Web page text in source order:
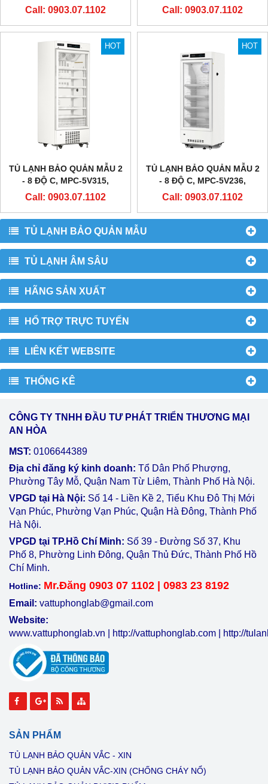
TỦ LẠNH BẢO QUẢN MẪU
TỦ LẠNH ÂM SÂU
HÃNG SẢN XUẤT
HỔ TRỢ TRỰC TUYẾN
LIÊN KẾT WEBSITE
THỐNG KÊ
METHER BIOMEDICAL
Call: 0903.07.1102
METHER BIOMEDICAL
Call: 0903.07.1102
HOT
TỦ LẠNH BẢO QUẢN MẪU 2
- 8 ĐỘ C, MPC-5V315,
METHER BIOMEDICAL
Call: 0903.07.1102
HOT
TỦ LẠNH BẢO QUẢN MẪU 2
- 8 ĐỘ C, MPC-5V236,
METHER BIOMEDICAL
Call: 0903.07.1102
CÔNG TY TNHH ĐẦU TƯ PHÁT TRIỂN THƯƠNG MẠI
AN HÒA
MST: 0106644389
Địa chỉ đăng ký kinh doanh: Tổ Dân Phố Phượng,
Phường Tây Mỗ, Quận Nam Từ Liêm, Thành Phố Hà Nội.
VPGD tại Hà Nội: Số 14 - Liền Kề 2, Tiểu Khu Đô Thị Mới
Vạn Phúc, Phường Vạn Phúc, Quận Hà Đông, Thành Phố
Hà Nội.
VPGD tại TP.Hồ Chí Minh: Số 39 - Đường Số 37, Khu
Phố 8, Phường Linh Đông, Quận Thủ Đức, Thành Phố Hồ
Chí Minh.
Hotline: Mr.Đăng 0903 07 1102 | 0983 23 8192
Email: vattuphonglab@gmail.com
Website:
www.vattuphonglab.vn
http://vattuphonglab.com http://
SẢN PHẨM
TỦ LẠNH BẢO QUẢN VẮC - XIN
TỦ LẠNH BẢO QUẢN VẮC-XIN (CHỐNG CHÁY NỔ)